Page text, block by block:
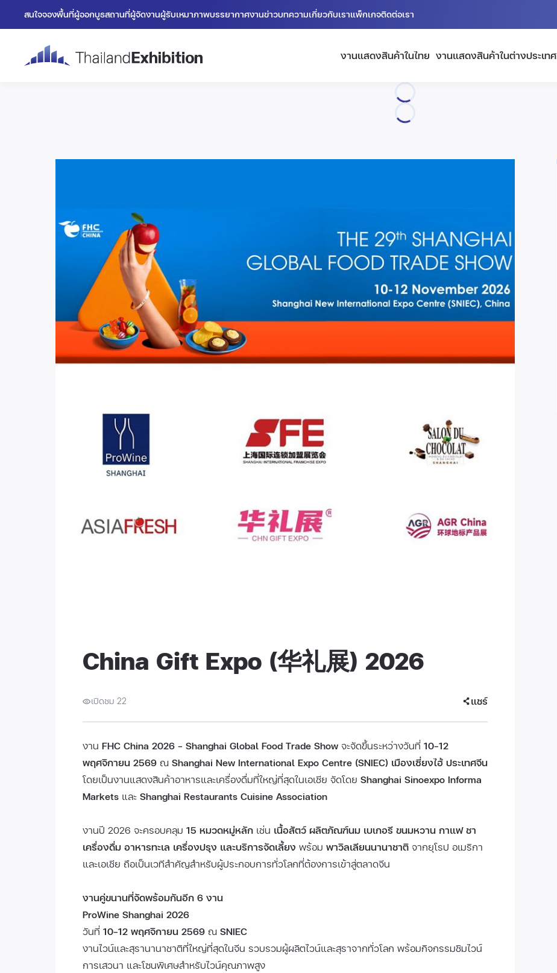
สนใจจองพื้นที่ผู้ออกบูธสถานที่ผู้จัดงานผู้รับเหมาภาพบรรยากาศงานข่าวบทความเกี่ยวกับเราแพ็กเกจติดต่อเรา
งานแสดงสินค้าในไทย งานแสดงสินค้าในต่างประเทศ
China Gift Expo (华礼展) 2026
เปิดชม 22 แชร์
งาน FHC China 2026 – Shanghai Global Food Trade Show จะจัดขึ้นระหว่างวันที่ 10–12
พฤศจิกายน 2569 ณ Shanghai New International Expo Centre (SNIEC) เมืองเซี่ยงไฮ้ ประเทศจีน
โดยเป็นงานแสดงสินค้าอาหารและเครื่องดื่มที่ใหญ่ที่สุดในเอเชีย จัดโดย Shanghai Sinoexpo Informa
Markets และ Shanghai Restaurants Cuisine Association
งานปี 2026 จะครอบคลุม 15 หมวดหมู่หลัก เช่น เนื้อสัตว์ ผลิตภัณฑ์นม เบเกอรี ขนมหวาน กาแฟ ชา
เครื่องดื่ม อาหารทะเล เครื่องปรุง และบริการจัดเลี้ยง พร้อม พาวิลเลียนนานาชาติ จากยุโรป อเมริกา
และเอเชีย ถือเป็นเวทีสำคัญสำหรับผู้ประกอบการทั่วโลกที่ต้องการเข้าสู่ตลาดจีน
งานคู่ขนานที่จัดพร้อมกันอีก 6 งาน
ProWine Shanghai 2026
วันที่ 10–12 พฤศจิกายน 2569 ณ SNIEC
งานไวน์และสุรานานาชาติที่ใหญ่ที่สุดในจีน รวบรวมผู้ผลิตไวน์และสุราจากทั่วโลก พร้อมกิจกรรมชิมไวน์
การเสวนา และโซนพิเศษสำหรับไวน์คุณภาพสูง